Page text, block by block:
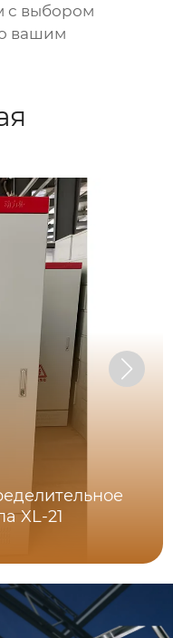
с выбором
вашим
XL-21